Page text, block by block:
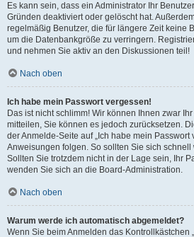
Es kann sein, dass ein Administrator Ihr
Gründen deaktiviert oder gelöscht hat.
regelmäßig Benutzer, die für längere Zeit keine
um die Datenbankgröße zu verringern.
und nehmen Sie aktiv an den Diskussionen teil!
Nach oben
Ich habe mein Passwort vergessen!
Das ist nicht schlimm! Wir können Ihnen zwar
mitteilen, Sie können es jedoch zurücksetzen.
der Anmelde-Seite auf „Ich habe mein Passwort
Anweisungen folgen. So sollten Sie sich
Sollten Sie trotzdem nicht in der Lage sein, Ihr
wenden Sie sich an die Board-Administration.
Nach oben
Warum werde ich automatisch abgemeldet?
Wenn Sie beim Anmelden das Kontrollkästchen